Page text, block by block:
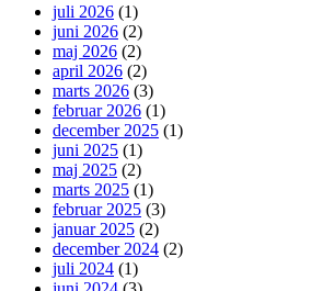
juli 2026 (1)
juni 2026 (2)
maj 2026 (2)
april 2026 (2)
marts 2026 (3)
februar 2026 (1)
december 2025 (1)
juni 2025 (1)
maj 2025 (2)
marts 2025 (1)
februar 2025 (3)
januar 2025 (2)
december 2024 (2)
juli 2024 (1)